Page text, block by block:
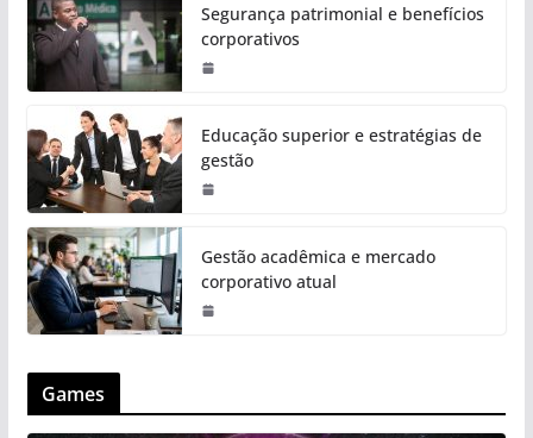
Segurança patrimonial e benefícios
corporativos
Educação superior e estratégias de
gestão
Gestão acadêmica e mercado
corporativo atual
Games